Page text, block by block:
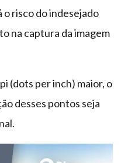
risco do indesejado
na captura da imagem
(dots per inch) maior, o
desses pontos seja